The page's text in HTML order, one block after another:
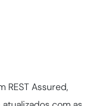
REST Assured,